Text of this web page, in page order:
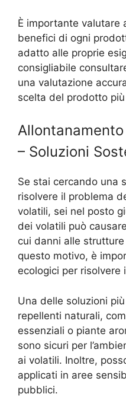
È importante valutare
benefici di ogni
adatto alle proprie
consigliabile
una valutazione
scelta del prodotto
– Soluzioni
Se stai cercando una
risolvere il problema
volatili, sei nel posto
dei volatili può
cui danni alle
questo motivo, è
ecologici per risolvere
Una delle soluzioni
repellenti naturali,
essenziali o piante
sono sicuri per
ai volatili. Inoltre,
applicati in aree
pubblici.